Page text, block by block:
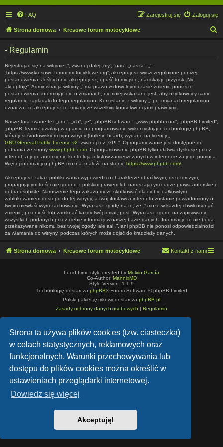
Strona ta używa plików cookies (tzw. ciasteczka)
w celach statystycznych, reklamowych oraz
funkcjonalnych. Warunki przechowywania lub
dostępu do plików cookies można określić w
ustawieniach przeglądarki internetowej.
Dowiedz się więcej
Akceptuję!
FAQ Zaloguj się
Zarejestruj się
Strona domowa Kresowe forum motocyklowe
- Regulamin
Rejestrując się na witrynie „”, zwanej dalej „my”, ”nas”, „nasza”, „”,
„https://www.kresowe.forum.motocyklowe.org”, akceptujesz wyszczególnione poniżej
postanowienia. Jeśli ich nie akceptujesz, opuść to miejsce, naciskając przycisk „Nie
akceptuję”. Administracja witryny „” ma prawo w dowolnym czasie zmienić poniższe
postanowienia, informując cię o zmianach, niemniej wskazane jest, aby użytkownicy sami
regularnie zaglądali do tego regulaminu. Korzystanie z witryny „” po zmianach regulaminu
oznacza, że akceptujesz te zmiany ze wszelkimi konsekwencjami prawnymi.
Nasze fora zwane też „one”, „ich”, „je”, „phpBB software”, „www.phpbb.com”, „phpBB Limited”,
„phpBB Teams” działają w oparciu o oprogramowanie wykorzystujące technologię phpBB,
która jest środowiskiem typu witryny (bulletin board), wydane na licencji „
GNU General Public License v2” zwanej też „GPL”. Oprogramowanie jest dostępne do
pobrania ze strony www.phpbb.com . Oprogramowanie phpBB tylko ułatwia dyskusje przez
internet, a jego autorzy nie kontrolują tekstów zamieszczanych w internecie za jego pomocą.
Więcej informacji o phpBB można znaleźć na stronie https://www.phpbb.com/
Akceptujesz zakaz publikowania wypowiedzi o charakterze obraźliwym, oszczerczym,
propagującym treści niezgodne z polskim prawem lub naruszającym cudze prawa autorskie i
dobra osobiste. Naruszenie tego zakazu może skutkować dla ciebie całkowitym
zablokowaniem dostępu do tej witryny, a twój dostawca internetu zostanie powiadomiony o
twoim niewłaściwym zachowaniu. Wyrażasz zgodę na to, że „” może w każdej chwili usunąć,
zmienić, przenieść lub zamknąć każdy twój temat, post. Wyrażasz zgodę na zapisywanie
wszystkich podanych przez ciebie informacji w naszej bazie danych. Informacje te nie będą
przekazywane nikomu bez twojej zgody, ale ani „”, ani phpBB nie ponosi odpowiedzialności
za włamania do witryny, podczas których może dojść do kradzieży danych.
Strona domowa Kresowe forum motocyklowe Kontakt z nami
Lucid Lime style created by Melvin García
Co-Author: MannixMD
Style Version: 1.1.9
Technologię dostarcza phpBB® Forum Software © phpBB Limited
Polski pakiet językowy dostarcza phpBB.pl
Zasady ochrony danych osobowych | Regulamin